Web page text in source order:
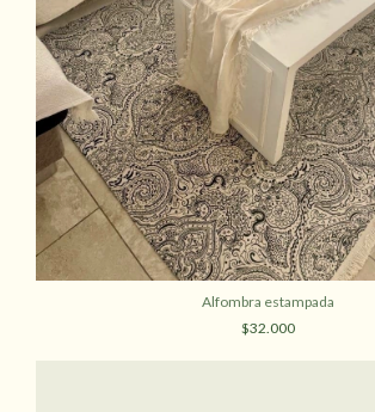
Alfombra estampada
$32.000